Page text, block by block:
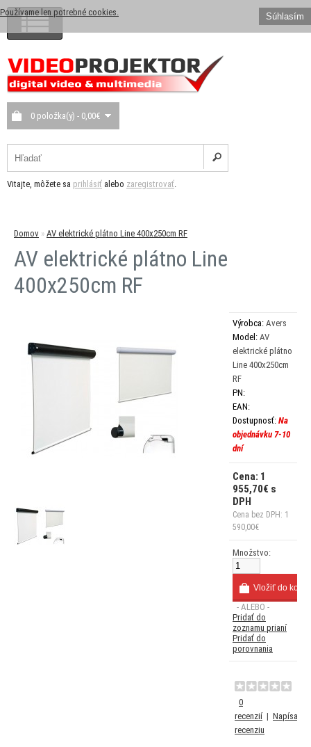
0 položka(y) - 0,00€
Vitajte, môžete sa prihlásiť alebo zaregistrovať.
Súhlasím
Používame len potrebné cookies.
Domov » AV elektrické plátno Line 400x250cm RF
AV elektrické plátno Line
400x250cm RF
Výrobca: Avers
Model: AV
elektrické plátno
Line 400x250cm
RF
PN:
EAN:
Dostupnosť: Na
objednávku 7-10
dní
Cena: 1
955,70€ s
DPH
Cena bez DPH: 1
590,00€
Množstvo:
- ALEBO -
Pridať do
zoznamu prianí
Pridať do
porovnania
0
recenzií | Napísať
recenziu